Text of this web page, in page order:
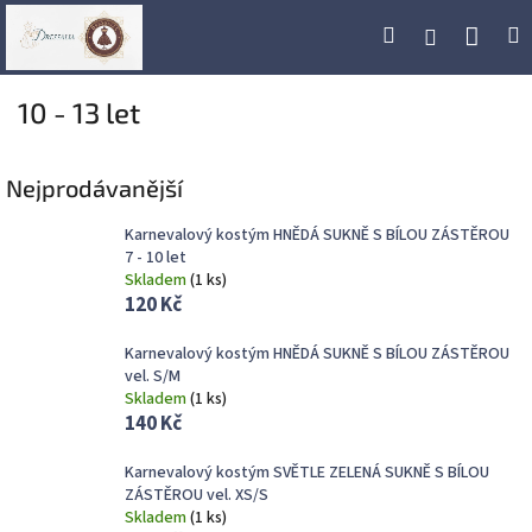
Přejít
Hledat Přihlášení
10 - 13 let
Nejprodávanější
Karnevalový kostým HNĚDÁ SUKNĚ S BÍLOU ZÁSTĚROU
7 - 10 let
Skladem(1 ks)
120 Kč
Karnevalový kostým HNĚDÁ SUKNĚ S BÍLOU ZÁSTĚROU
vel. S/M
Skladem(1 ks)
140 Kč
Karnevalový kostým SVĚTLE ZELENÁ SUKNĚ S BÍLOU
ZÁSTĚROU vel. XS/S
Skladem(1 ks)